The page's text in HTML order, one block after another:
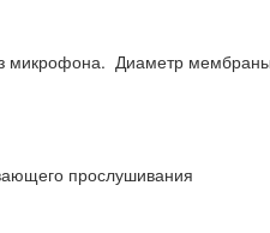
микрофона. Диаметр
прослушивания